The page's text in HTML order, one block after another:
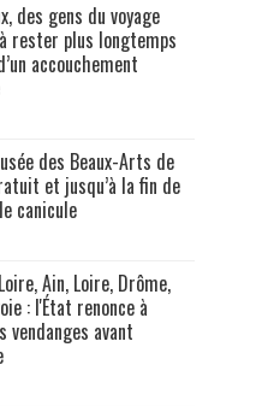
des gens du voyage
rester plus longtemps
accouchement
des Beaux-Arts de
et jusqu’à la fin de
canicule
Ain, Loire, Drôme,
: l'État renonce à
avant